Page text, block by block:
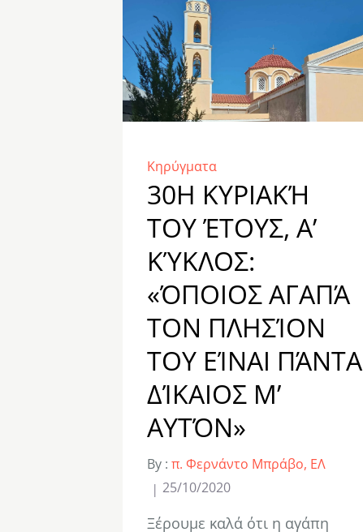
Κηρύγματα
30Η ΚΥΡΙΑΚΉ
ΤΟΥ ΈΤΟΥΣ, Α’
ΚΎΚΛΟΣ:
«ΌΠΟΙΟΣ ΑΓΑΠΆ
ΤΟΝ ΠΛΗΣΊΟΝ
ΤΟΥ ΕΊΝΑΙ ΠΆΝΤΑ
ΔΊΚΑΙΟΣ Μ’
ΑΥΤΌΝ»
By : π. Φερνάντο Μπράβο, ΕΛ
25/10/2020
Ξέρουμε καλά ότι η αγάπη